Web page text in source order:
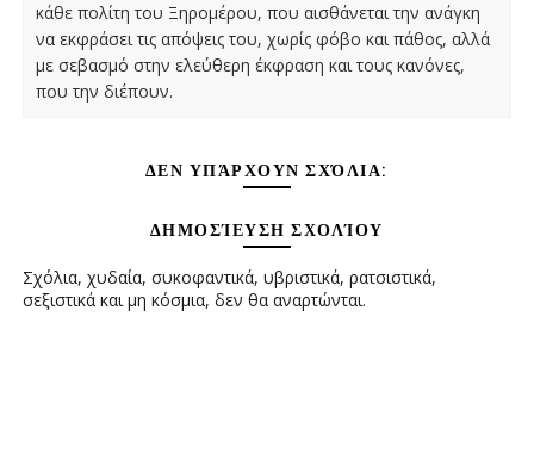
κάθε πολίτη του Ξηρομέρου, που αισθάνεται την ανάγκη
να εκφράσει τις απόψεις του, χωρίς φόβο και πάθος, αλλά
με σεβασμό στην ελεύθερη έκφραση και τους κανόνες,
που την διέπουν.
ΔΕΝ ΥΠΆΡΧΟΥΝ ΣΧΌΛΙΑ:
ΔΗΜΟΣΊΕΥΣΗ ΣΧΟΛΊΟΥ
Σχόλια, χυδαία, συκοφαντικά, υβριστικά, ρατσιστικά,
σεξιστικά και μη κόσμια, δεν θα αναρτώνται.